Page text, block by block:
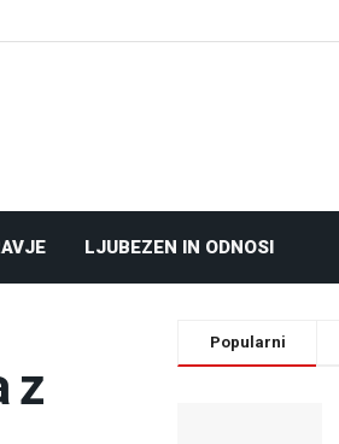
LJUBEZEN IN ODNOSI
z
Popularni